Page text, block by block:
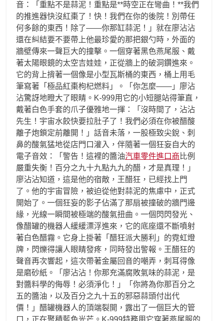
音：「重點不是蒜泥！重點是**時空正在彎曲！**我們
的推進器快沒紅棗了！快！我們在你的後院！別帶任
何多餘的東西！除了——你那缸蒜泥！」就在廖沾沾
還在糾結要不要帶上他最珍愛的那把銀勺時，外面的
牆壁傳來一聲巨大的撞擊。一個穿著黑色燕尾服、戴
著太陽眼鏡的太空吉娃娃，正從牆上的破洞鑽進來。
它的背上揹著一個像是小型瓦斯桶的東西，桶上用毛
筆寫著「極品紅棗枸杞燃料」。「你怎麼——」廖沾
沾驚訝地瞪大了眼睛。K-999用它的小短腿站得筆直，
戴著白色手套的爪子優雅地一揮：「沒時間了，沾沾
先生！宇宙水餃快要拉肚子了！我們必須在你被醋酸
離子炮鎖定前離開！」話音未落，一股極致尖銳、刺
鼻的酸氣猛地從店門口灌入，伴隨著一個狂妄自大的
電子音效：「警告！這裡的醬油汽車零件進口商 比例
嚴重失衡！百分之九十九點九九的醋，才是真理！」
廖沾沾知道，這是他的宿敵，王醋狂，已經找上門
了。他的宇宙冒險，被迫從他對蒜泥的焦慮中，正式
開始了。一個狂妄的影子佔滿了那扇被撞破的牆門邊
緣，光線一瞬間被極端的酸氣扭曲。一個閃閃發光、
像醋罐的機器人緩緩漂浮進來，它的底座還不斷噴射
著白色醋霧。它身上掛著「醋狂派大勝利」的霓虹燈
牌，閃爍得讓人眼睛發疼，同時發出警報。王醋狂的
聲音再次響起，這次帶著金屬回音的嘲弄，刺耳得像
是磨砂紙。「廖沾沾！你那充滿腐敗氣味的蒜泥，是
對醬料學的侮辱！必須淨化！」「你將為你那百分之
五的醬油，以及百分之九十五的邪惡蒜頭付出代
價！」醋罐機器人的頂端裂開，露出了一個巨大的管
口，正在聚積藍色光芒。K-999特務用它穿著燕尾服的